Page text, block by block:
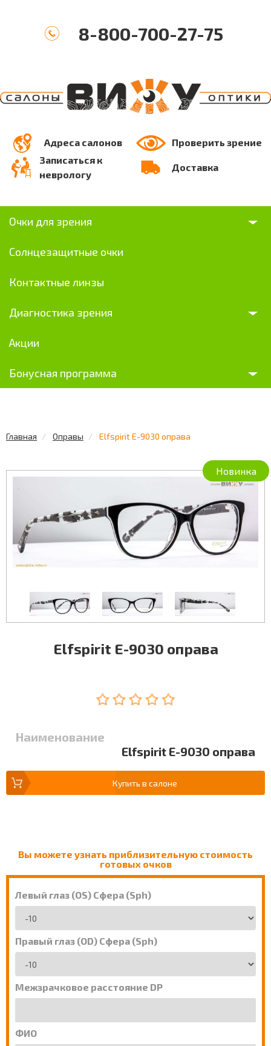
8-800-700-27-75
Адреса салонов
Проверить зрение
Записаться к
неврологу
Доставка
Очки для зрения
Солнцезащитные очки
Контактные линзы
Диагностика зрения
Акции
Бонусная программа
Главная Оправы Elfspirit E-9030 оправа
Новинка
Elfspirit E-9030 оправа
Наименование
Elfspirit E-9030 оправа
Купить в салоне
Вы можете узнать приблизительную стоимость
готовых очков
Левый глаз (OS) Сфера (Sph)
Правый глаз (OD) Сфера (Sph)
Межзрачковое расстояние DP
ФИО